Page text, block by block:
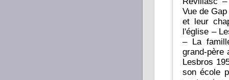
Vue de
et leur
l'église –
– La
grand-père
Lesbros
son école